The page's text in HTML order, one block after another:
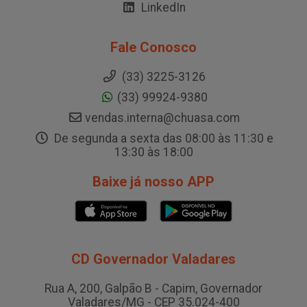
LinkedIn
Fale Conosco
(33) 3225-3126
(33) 99924-9380
vendas.interna@chuasa.com
De segunda a sexta das 08:00 às 11:30 e
13:30 às 18:00
Baixe já nosso APP
CD Governador Valadares
Rua A, 200, Galpão B - Capim, Governador
Valadares/MG - CEP 35.024-400